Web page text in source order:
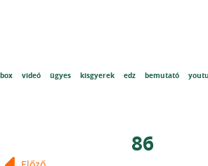
box videó ügyes kisgyerek edz bemutató
86